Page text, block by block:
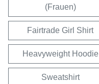
(Frauen)
Fairtrade Girl Shirt
Heavyweight Hoodie
Sweatshirt